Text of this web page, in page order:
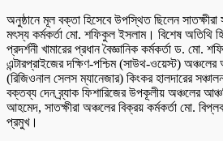
অনুষ্ঠানে মূল বক্তা হিসেবে উপস্থিত ছিলেন
মৎস্য কর্মকর্তা মো. শফিকুল ইসলাম। বিশেষ অতিথি
প্রদর্শনী খামারের প্রধান বৈজ্ঞানিক কর্মকর্তা ড. মো.
এন্টারপ্রাইজের দক্ষিণ-পশ্চিম (সাউথ-ওয়েস্ট)
(রিজিওনাল সেলস ম্যানেজার) কিংকর হালদারের
বক্তব্য দেন ব্র্যাক ফিশারিজের উপকূলীয় অঞ্চলের
আহমেদ, সাতক্ষীরা অঞ্চলের বিক্রয় কর্মকর্তা মো.
প্রমুখ।